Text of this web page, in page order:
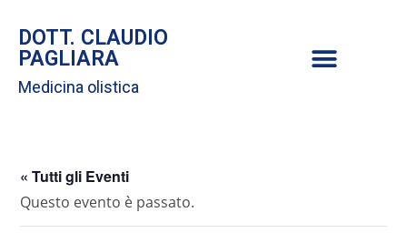
DOTT. CLAUDIO
PAGLIARA
Medicina olistica
« Tutti gli Eventi
Questo evento è passato.